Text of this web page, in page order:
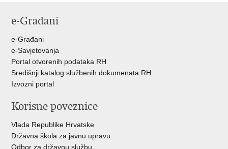
FacebookuTwitteru
e-Građani
e-Građani
e-Savjetovanja
Portal otvorenih podataka RH
Središnji katalog službenih dokumenata RH
Izvozni portal
Korisne poveznice
Vlada Republike Hrvatske
Državna škola za javnu upravu
Odbor za državnu službu